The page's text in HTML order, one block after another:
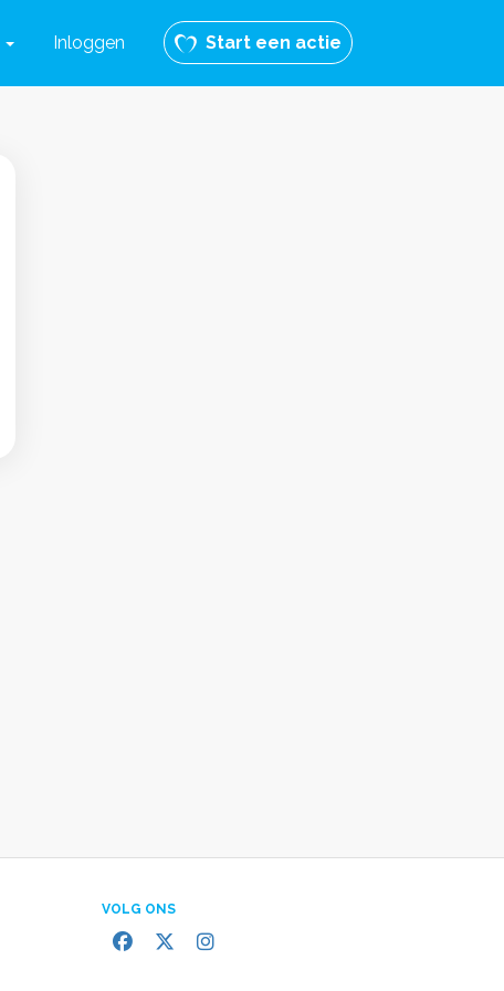
Inloggen Start een actie
VOLG ONS